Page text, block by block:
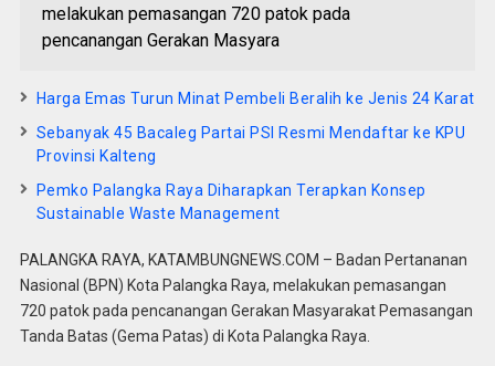
melakukan pemasangan 720 patok pada
pencanangan Gerakan Masyara
Harga Emas Turun Minat Pembeli Beralih ke Jenis 24 Karat
Sebanyak 45 Bacaleg Partai PSI Resmi Mendaftar ke KPU
Provinsi Kalteng
Pemko Palangka Raya Diharapkan Terapkan Konsep
Sustainable Waste Management
PALANGKA RAYA, KATAMBUNGNEWS.COM – Badan Pertananan
Nasional (BPN) Kota Palangka Raya, melakukan pemasangan
720 patok pada pencanangan Gerakan Masyarakat Pemasangan
Tanda Batas (Gema Patas) di Kota Palangka Raya.